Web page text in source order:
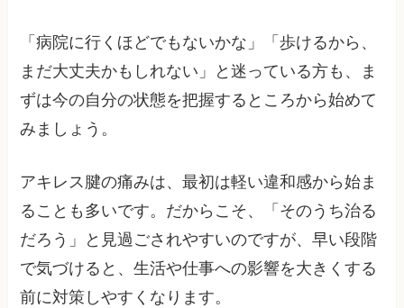
「病院に行くほどでもないかな」「歩けるから、
まだ大丈夫かもしれない」と迷っている方も、ま
ずは今の自分の状態を把握するところから始めて
みましょう。
アキレス腱の痛みは、最初は軽い違和感から始ま
ることも多いです。だからこそ、「そのうち治る
だろう」と見過ごされやすいのですが、早い段階
で気づけると、生活や仕事への影響を大きくする
前に対策しやすくなります。